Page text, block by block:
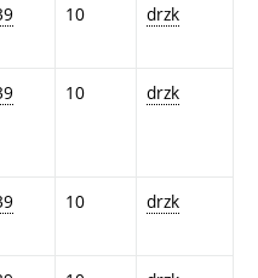
10 drzk
10 drzk
10 drzk